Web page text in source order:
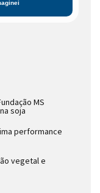
MS
soja
performance
vegetal e